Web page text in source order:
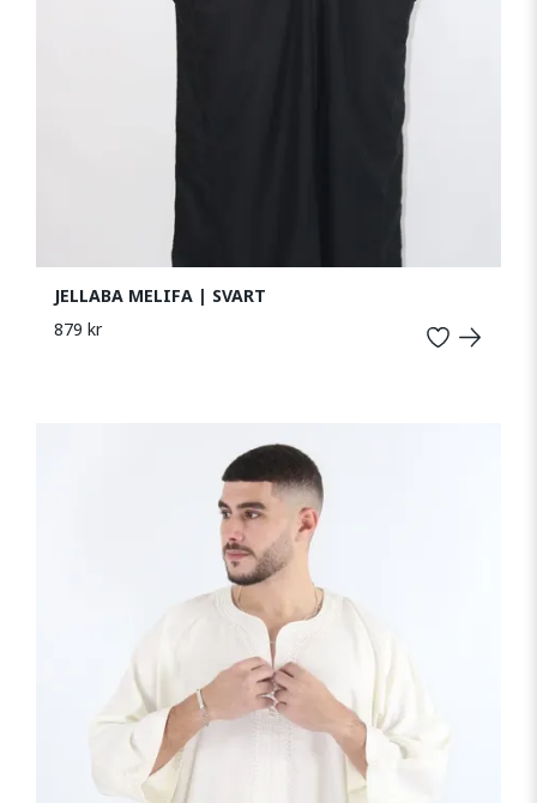
JELLABA MELIFA | SVART
879 kr